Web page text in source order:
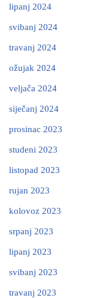
lipanj 2024
svibanj 2024
travanj 2024
ožujak 2024
veljača 2024
siječanj 2024
prosinac 2023
studeni 2023
listopad 2023
rujan 2023
kolovoz 2023
srpanj 2023
lipanj 2023
svibanj 2023
travanj 2023